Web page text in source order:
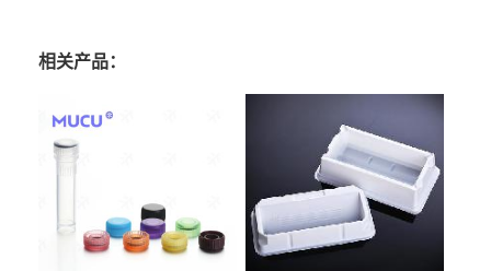
相关产品：